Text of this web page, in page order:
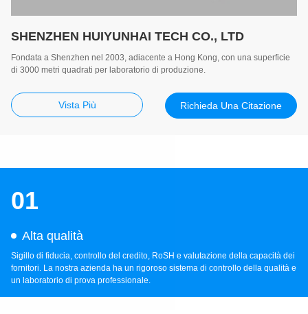
SHENZHEN HUIYUNHAI TECH CO., LTD
Fondata a Shenzhen nel 2003, adiacente a Hong Kong, con una superficie
di 3000 metri quadrati per laboratorio di produzione.
Vista Più Richieda Una Citazione
01
Alta qualità
Sigillo di fiducia, controllo del credito, RoSH e valutazione della capacità dei
fornitori. La nostra azienda ha un rigoroso sistema di controllo della qualità e
un laboratorio di prova professionale.